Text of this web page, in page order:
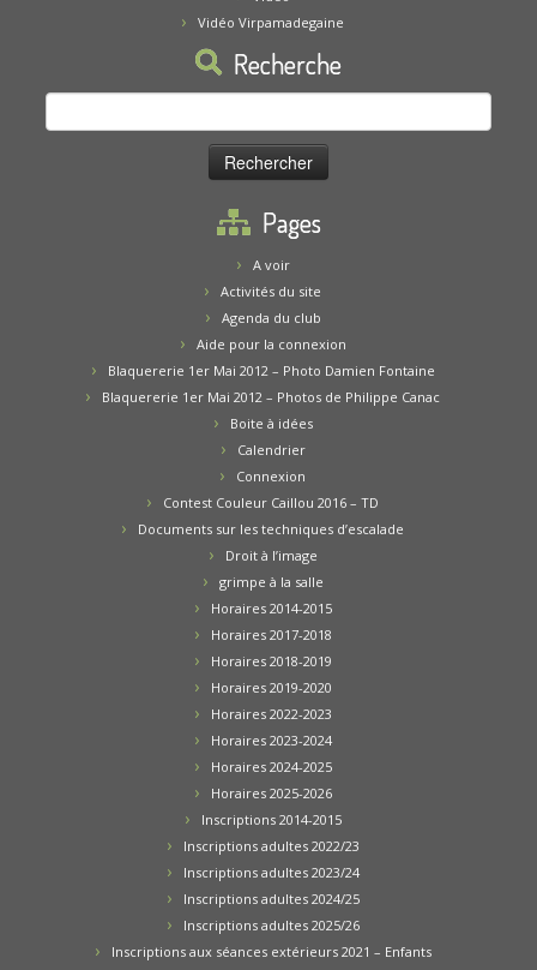
Vidéo Virpamadegaine
Recherche
Rechercher :
Pages
A voir
Activités du site
Agenda du club
Aide pour la connexion
Blaquererie 1er Mai 2012 – Photo Damien Fontaine
Blaquererie 1er Mai 2012 – Photos de Philippe Canac
Boite à idées
Calendrier
Connexion
Contest Couleur Caillou 2016 – TD
Documents sur les techniques d’escalade
Droit à l’image
grimpe à la salle
Horaires 2014-2015
Horaires 2017-2018
Horaires 2018-2019
Horaires 2019-2020
Horaires 2022-2023
Horaires 2023-2024
Horaires 2024-2025
Horaires 2025-2026
Inscriptions 2014-2015
Inscriptions adultes 2022/23
Inscriptions adultes 2023/24
Inscriptions adultes 2024/25
Inscriptions adultes 2025/26
Inscriptions aux séances extérieurs 2021 – Enfants